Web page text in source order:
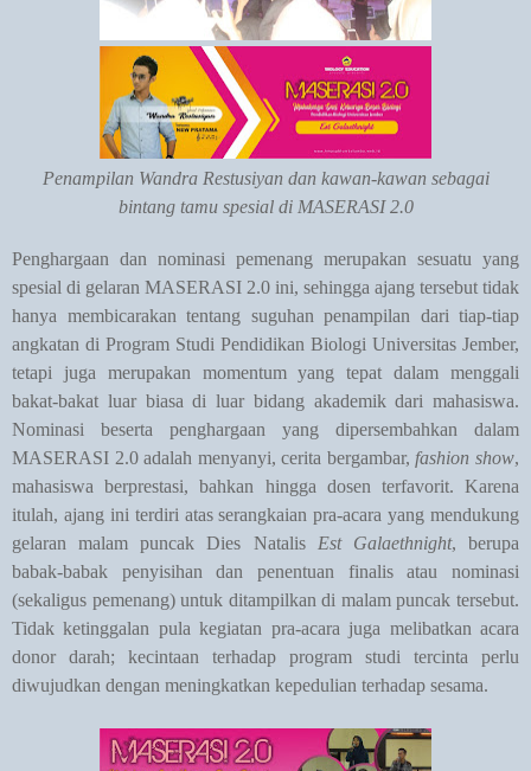
Penampilan Wandra Restusiyan dan kawan-kawan sebagai
bintang tamu spesial di MASERASI 2.0
Penghargaan dan nominasi pemenang merupakan sesuatu yang
spesial di gelaran MASERASI 2.0 ini, sehingga ajang tersebut tidak
hanya membicarakan tentang suguhan penampilan dari tiap-tiap
angkatan di Program Studi Pendidikan Biologi Universitas Jember,
tetapi juga merupakan momentum yang tepat dalam menggali
bakat-bakat luar biasa di luar bidang akademik dari mahasiswa.
Nominasi beserta penghargaan yang dipersembahkan dalam
MASERASI 2.0 adalah menyanyi, cerita bergambar, fashion show,
mahasiswa berprestasi, bahkan hingga dosen terfavorit. Karena
itulah, ajang ini terdiri atas serangkaian pra-acara yang mendukung
gelaran malam puncak Dies Natalis Est Galaethnight, berupa
babak-babak penyisihan dan penentuan finalis atau nominasi
(sekaligus pemenang) untuk ditampilkan di malam puncak tersebut.
Tidak ketinggalan pula kegiatan pra-acara juga melibatkan acara
donor darah; kecintaan terhadap program studi tercinta perlu
diwujudkan dengan meningkatkan kepedulian terhadap sesama.